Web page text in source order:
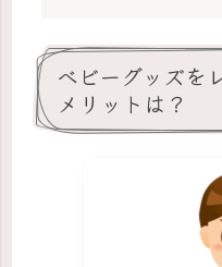
ベビーグッズを
メリットは？